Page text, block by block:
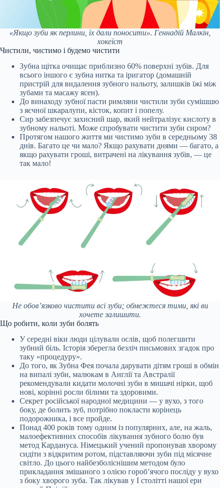
«Якщо зуби як перлини, їх дали поносити». Геннадій Малкін,
хокеїст
Чистили, чистимо і будемо чистити
Зубна щітка очищає приблизно 60% поверхні зубів. Для
всього іншого є зубна нитка та іригатор (домашній
пристрій для видалення зубного нальоту, залишків їжі між
зубами та масажу ясен).
До винаходу зубної пасти римляни чистили зуби сумішшю
з яєчної шкаралупи, кісток, копит і попелу.
Сир забезпечує захисний шар, який нейтралізує кислоту в
зубному нальоті. Може спробувати чистити зуби сиром?
Протягом нашого життя ми чистимо зуби в середньому 38
днів. Багато це чи мало? Якщо рахувати днями — багато, а
якщо рахувати гроші, витрачені на лікування зубів, — це
так мало!
Не обов’язково чистити всі зуби; обмежтеся тими, які ви
хочете залишити.
Що робити, коли зуби болять
У середні віки люди цілували ослів, щоб полегшити
зубний біль. Історія зберегла безліч письмових згадок про
таку «процедуру».
До того, як Зубна Фея почала дарувати дітям гроші в обмін
на випалі зуби, малюкам в Англії та Австралії
рекомендували кидати молочні зуби в мишачі нірки, щоб
нові, корінні росли білими та здоровими.
Секрет російської народної медицини — у вухо, з того
боку, де болить зуб, потрібно покласти корінець
подорожника, і все пройде.
Понад 400 років тому одним із популярних, але, на жаль,
малоефективних способів лікування зубного болю був
метод Кардануса. Німецький учений пропонував хворому
сидіти з відкритим ротом, підставляючи зуби під місячне
світло. До цього найбезболіснішим методом було
прикладання змішаного з олією гороб’ячого посліду у вухо
з боку хворого зуба. Так лікував у І столітті нашої ери